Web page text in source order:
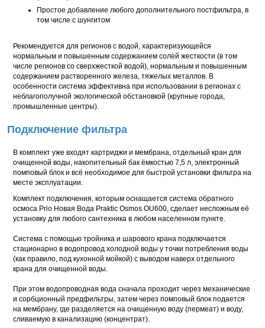
Простое добавление любого дополнительного постфильтра, в
том числе с шунгитом
Рекомендуется для регионов с водой, характеризующейся
нормальным и повышенным содержанием солей жесткости (в том
числе регионов со сверхжесткой водой), нормальным и повышенным
содержанием растворенного железа, тяжелых металлов. В
особенности система эффективна при использовании в регионах с
неблагополучной экологической обстановкой (крупные города,
промышленные центры).
Подключение фильтра
В комплект уже входят картриджи и мембрана, отдельный кран для
очищенной воды, накопительный бак ёмкостью 7,5 л, электронный
помповый блок и всё необходимое для быстрой установки фильтра на
месте эксплуатации.
Комплект подключения, которым оснащается система обратного
осмоса Prio Новая Вода Praktic Osmos OU600, сделает несложным её
установку для любого сантехника в любом населенном пункте.
Система с помощью тройника и шарового крана подключается
стационарно в водопровод холодной воды у точки потребления воды
(как правило, под кухонной мойкой) с выводом наверх отдельного
крана для очищенной воды.
При этом водопроводная вода сначала проходит через механические
и сорбционный предфильтры, затем через помповый блок подается
на мембрану, где разделяется на очищенную воду (пермеат) и воду,
сливаемую в канализацию (концентрат).